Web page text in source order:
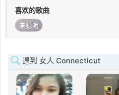
喜欢的歌曲
未标明
遇到 女人 Connecticut